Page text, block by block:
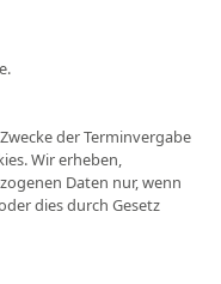
der Terminvergabe
Wir erheben,
Daten nur, wenn
dies durch Gesetz